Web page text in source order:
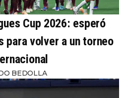
Cup 2026: esperó
para volver a un torneo
BEDOLLA